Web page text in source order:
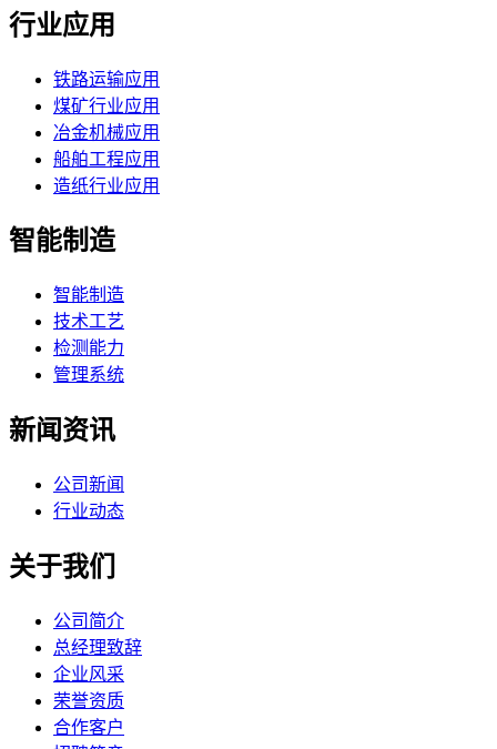
行业应用
铁路运输应用
煤矿行业应用
冶金机械应用
船舶工程应用
造纸行业应用
智能制造
智能制造
技术工艺
检测能力
管理系统
新闻资讯
公司新闻
行业动态
关于我们
公司简介
总经理致辞
企业风采
荣誉资质
合作客户